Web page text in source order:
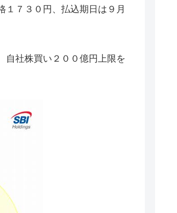
１７３０円、払込期日は９月
自社株買い２００億円上限を